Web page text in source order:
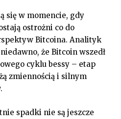
się w momencie, gdy
ostrożni co do
Bitcoina. Analityk
że Bitcoin wszedł
cyklu bessy – etap
zmiennością i silnym
spadki nie są jeszcze